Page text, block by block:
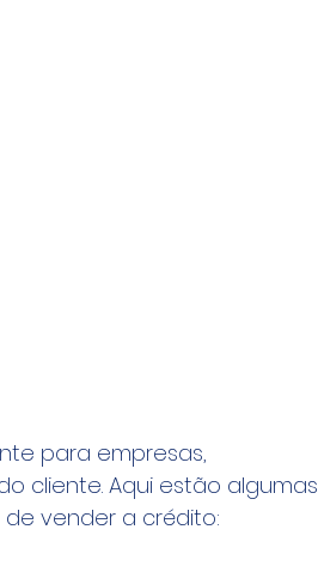
para empresas,
cliente. Aqui estão algumas
vender a crédito: